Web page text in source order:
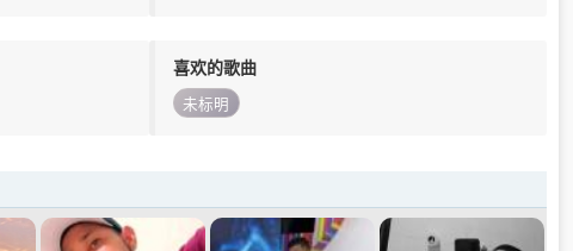
喜欢的歌曲
未标明